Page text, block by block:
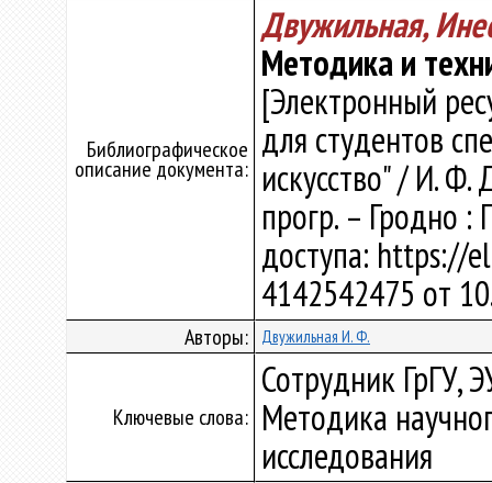
Библиографическое
описание документа:
Двужильная,
Методика и
[Электронный
для студентов
искусство" / И. Ф.
прогр. – Гродно
доступа: https://
4142542475 от
Авторы: Двужильная И. Ф.
Ключевые слова:
Сотрудник ГрГУ,
Методика
исследования